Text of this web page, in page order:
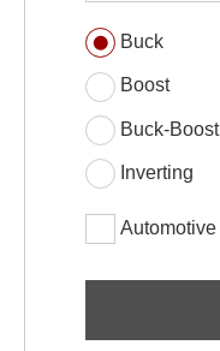
Buck
Boost
Buck-Boost
Inverting
Automotive